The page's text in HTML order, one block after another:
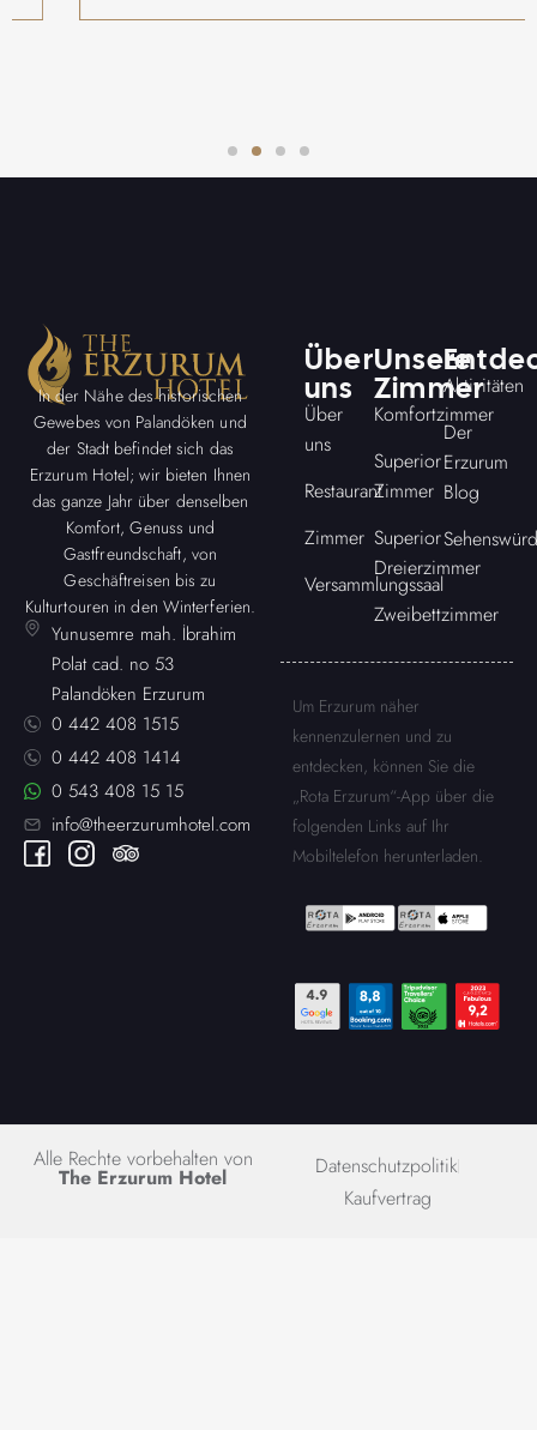
In der Nähe des historischen
Gewebes von Palandöken und
der Stadt befindet sich das
Erzurum Hotel; wir bieten Ihnen
das ganze Jahr über denselben
Komfort, Genuss und
Gastfreundschaft, von
Geschäftreisen bis zu
Kulturtouren in den Winterferien.
Yunusemre mah. İbrahim
Polat cad. no 53
Palandöken Erzurum
0 442 408 1515
0 442 408 1414
0 543 408 15 15
info@theerzurumhotel.com
Über
uns
Über
uns
Restaurant
Zimmer
Versammlungssaal
Unsere
Zimmer
Komfortzimmer
Superior
Zimmer
Superior
Dreierzimmer
Zweibettzimmer
Aktivitäten
Der
Erzurum
Blog
Um Erzurum näher
kennenzulernen und zu
entdecken, können Sie die
„Rota Erzurum“-App über die
folgenden Links auf Ihr
Mobiltelefon herunterladen.
Alle Rechte vorbehalten von
The Erzurum Hotel
Datenschutzpolitik
Kaufvertrag